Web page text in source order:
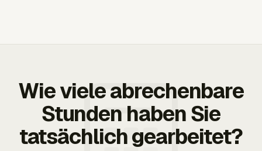
Wie viele abrechenbare
Stunden haben Sie
tatsächlich gearbeitet?